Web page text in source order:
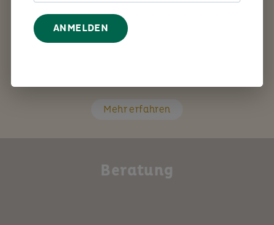
Mit den richtigen Fragen unterstütze ich Sie Schritt
Mehr erfahren
Beratung
ANMELDEN